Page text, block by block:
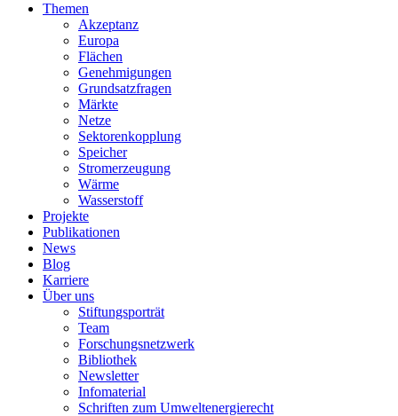
Themen
Akzeptanz
Europa
Flächen
Genehmigungen
Grundsatzfragen
Märkte
Netze
Sektorenkopplung
Speicher
Stromerzeugung
Wärme
Wasserstoff
Projekte
Publikationen
News
Blog
Karriere
Über uns
Stiftungsporträt
Team
Forschungsnetzwerk
Bibliothek
Newsletter
Infomaterial
Schriften zum Umweltenergierecht